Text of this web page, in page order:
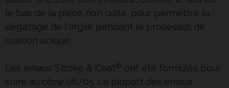
le bas de la pièce non cuite, pour permettre le
dégazage de l'argile pendant le processus de
cuisson unique.
Les émaux Stroke & Coat® ont été formulés pour
cuire au cône 06/05. La plupart des émaux